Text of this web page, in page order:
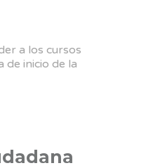
a los cursos
de inicio de la